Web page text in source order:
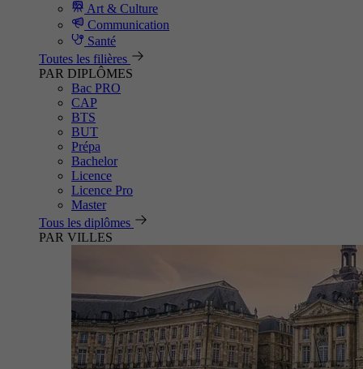
Art & Culture
Communication
Santé
Toutes les filières
PAR DIPLÔMES
Bac PRO
CAP
BTS
BUT
Prépa
Bachelor
Licence
Licence Pro
Master
Tous les diplômes
PAR VILLES